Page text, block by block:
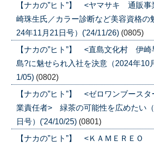
【ナカの”ヒト”】 <ヤマサキ 通販
崎珠生氏／カラー診断など美容資格の
24年11月21日号）('24/11/26) (0805)
【ナカの”ヒト”】 <直島文化村 伊
島?に魅せられ入社を決意（2024年10
1/05) (0802)
【ナカの”ヒト”】 <ゼロワンブース
業責任者> 緑茶の可能性を広めたい
日号）('24/10/25) (0801)
【ナカの”ヒト”】 <ＫＡＭＥＲＥＯ